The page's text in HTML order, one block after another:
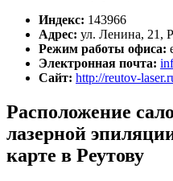
Индекс: 143966
Адрес: ул. Ленина, 21,
Режим работы офиса:
Электронная почта:
Сайт: http://reutov-
Расположение
лазерной
карте в Реутову